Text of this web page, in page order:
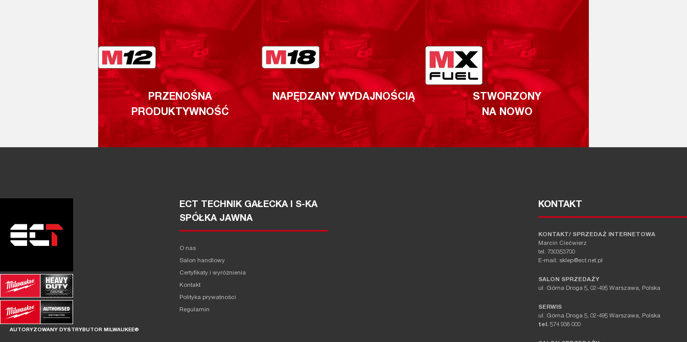
PRZENOŚNA
PRODUKTYWNOŚĆ
NAPĘDZANY WYDAJNOŚCIĄ
STWORZONY
NA NOWO
AUTORYZOWANY DYSTRYBUTOR MILWAUKEE®
ECT TECHNIK GAŁECKA I S-KA
SPÓŁKA JAWNA
O nas
Salon handlowy
Certyfikaty i wyróżnienia
Kontakt
Polityka prywatności
Regulamin
KONTAKT
KONTAKT/ SPRZEDAŻ INTERNETOWA
Marcin Ciećwierz
tel. 730353700
E-mail: sklep@ect.net.pl
SALON SPRZEDAŻY
ul. Górna Droga 5, 02-495 Warszawa, Polska
SERWIS
ul. Górna Droga 5, 02-495 Warszawa, Polska
tel. 574 938 000